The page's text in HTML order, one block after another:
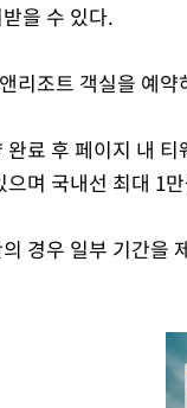
을 수 있다.
리조트 객실을 예
완료 후 페이지 내
으며 국내선 최대 1
경우 일부 기간을